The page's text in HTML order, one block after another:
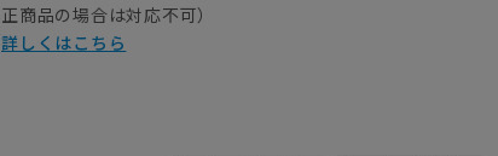
正商品の場合は対応不可）
詳しくはこちら